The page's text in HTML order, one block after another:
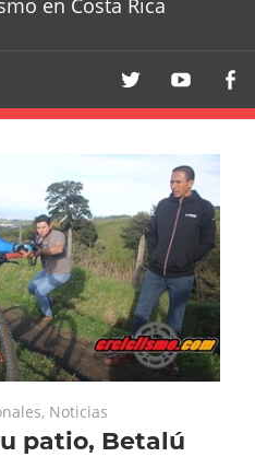
en Costa Rica
, Noticias
patio, Betalú